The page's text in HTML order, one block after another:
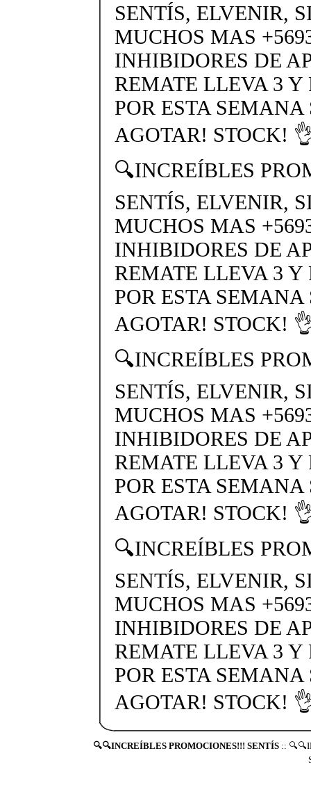
SENTÍS, ELVENIR,
MUCHOS MAS
INHIBIDORES DE
REMATE LLEVA 3 Y
POR ESTA
AGOTAR! STOCK!
🔍INCREÍBLES
SENTÍS, ELVENIR,
MUCHOS MAS
INHIBIDORES DE
REMATE LLEVA 3 Y
POR ESTA
AGOTAR! STOCK!
🔍INCREÍBLES
SENTÍS, ELVENIR,
MUCHOS MAS
INHIBIDORES DE
REMATE LLEVA 3 Y
POR ESTA
AGOTAR! STOCK!
🔍INCREÍBLES
SENTÍS, ELVENIR,
MUCHOS MAS
INHIBIDORES DE
REMATE LLEVA 3 Y
POR ESTA
AGOTAR! STOCK!
🔍🔍INCREÍBLES PROMOCIONES!!! SENTÍS::